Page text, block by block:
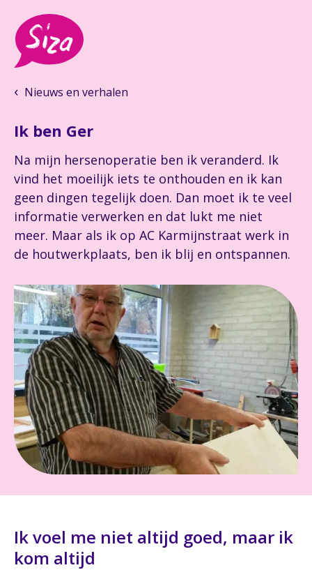
Nieuws en verhalen
Ik ben Ger
Na mijn hersenoperatie ben ik veranderd. Ik
vind het moeilijk iets te onthouden en ik kan
geen dingen tegelijk doen. Dan moet ik te veel
informatie verwerken en dat lukt me niet
meer. Maar als ik op AC Karmijnstraat werk in
de houtwerkplaats, ben ik blij en ontspannen.
Ik voel me niet altijd goed, maar ik
kom altijd